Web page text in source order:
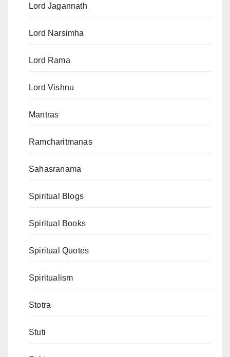
Lord Jagannath
Lord Narsimha
Lord Rama
Lord Vishnu
Mantras
Ramcharitmanas
Sahasranama
Spiritual Blogs
Spiritual Books
Spiritual Quotes
Spiritualism
Stotra
Stuti